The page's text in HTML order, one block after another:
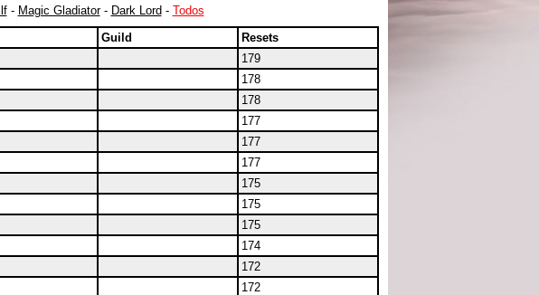
- Magic Gladiator- Dark Lord - Todos
Guild
Resets
179
178
178
177
177
177
175
175
175
174
172
172